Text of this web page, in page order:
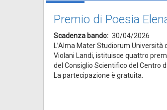
Premio di Poesia
Scadenza bando
30/04/2026
L’Alma Mater Studiorum
Violani Landi, istituisce quattro
del Consiglio Scientifico del Centro
La partecipazione è gratuita.